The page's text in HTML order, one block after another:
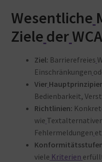
Wesentliche
Ziele der
Ziel: Barrierefreies
Einschränkungen
Vier
Bedienbarkeit,
Richtlinien:
wie
Fehlermeldungen
viele Kriterien